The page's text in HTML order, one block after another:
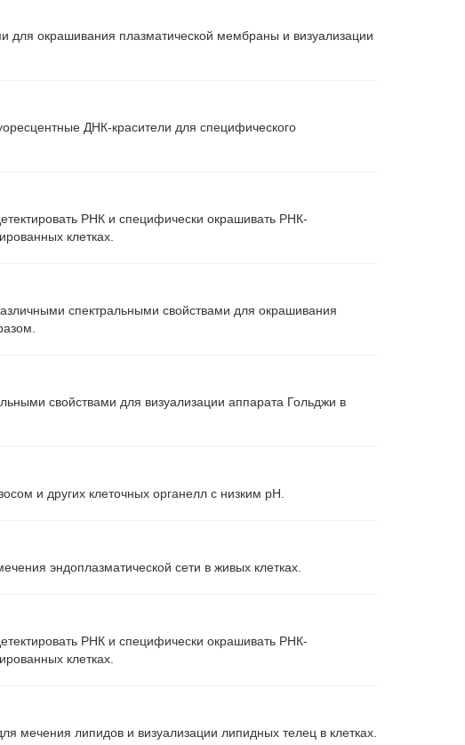
для окрашивания плазматической мембраны и визуализации
ДНК-красители для специфического
РНК и специфически окрашивать РНК-
клетках.
спектральными свойствами для окрашивания
свойствами для визуализации аппарата Гольджи в
и других клеточных органелл с низким pH.
эндоплазматической сети в живых клетках.
РНК и специфически окрашивать РНК-
клетках.
мечения липидов и визуализации липидных телец в клетках.